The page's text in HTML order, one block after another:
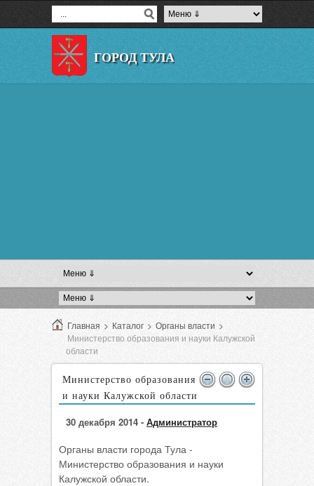
ГОРОД ТУЛА
Главная > Каталог > Органы власти >
Министерство образования и науки Калужской
области
Министерство образования
и науки Калужской области
30 декабря 2014 - Администратор
Органы власти города Тула -
Министерство образования и науки
Калужской области.